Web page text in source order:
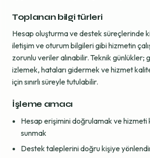
Toplanan bilgi türleri
Hesap oluşturma ve destek süreçlerinde
iletişim ve oturum bilgileri gibi hizmetin
zorunlu veriler alınabilir. Teknik günlükler;
izlemek, hataları gidermek ve hizmet
için sınırlı süreyle tutulabilir.
İşleme amacı
Hesap erişimini doğrulamak ve hizmeti
sunmak
Destek taleplerini doğru kişiye